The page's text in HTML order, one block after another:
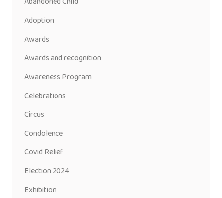
Adoption
Awards
Awards and recognition
Awareness Program
Celebrations
Circus
Condolence
Covid Relief
Election 2024
Exhibition